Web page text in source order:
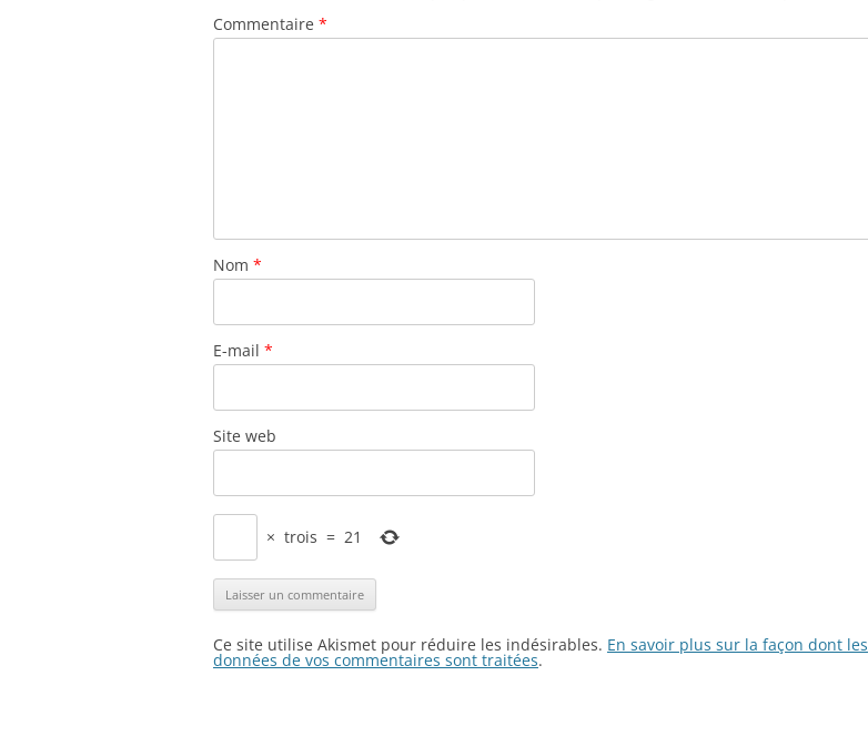
Commentaire *
Nom *
E-mail *
Site web
× trois = 21
Ce site utilise Akismet pour réduire les indésirables. En savoir plus sur la façon dont les
données de vos commentaires sont traitées.